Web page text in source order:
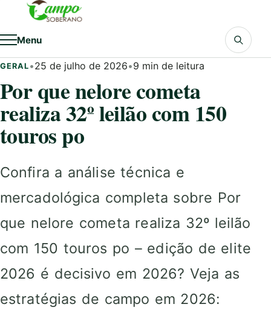
Pular para o conteúdo
Menu
GERAL •25 de julho de 2026•9 min de leitura
Por que nelore cometa
realiza 32º leilão com 150
touros po
Confira a análise técnica e
mercadológica completa sobre Por
que nelore cometa realiza 32º leilão
com 150 touros po – edição de elite
2026 é decisivo em 2026? Veja as
estratégias de campo em 2026: